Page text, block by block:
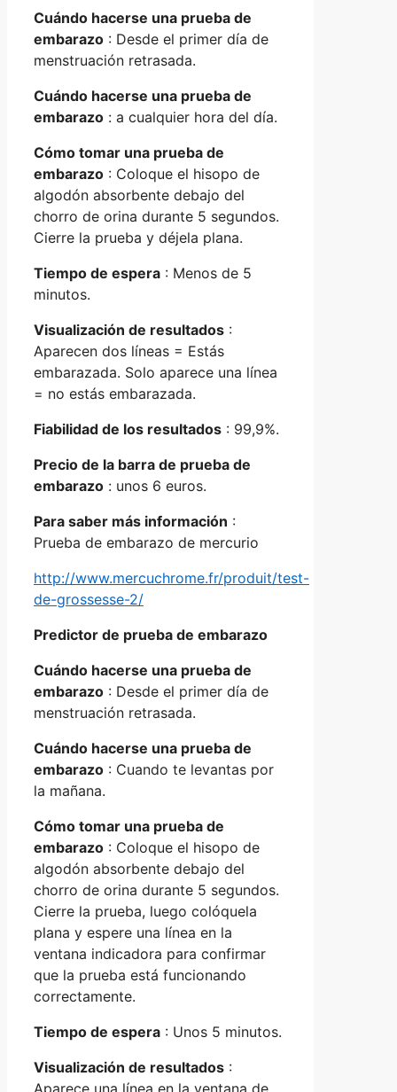
Cuándo hacerse una prueba de
embarazo : Desde el primer día de
menstruación retrasada.
Cuándo hacerse una prueba de
embarazo : a cualquier hora del día.
Cómo tomar una prueba de
embarazo : Coloque el hisopo de
algodón absorbente debajo del
chorro de orina durante 5 segundos.
Cierre la prueba y déjela plana.
Tiempo de espera : Menos de 5
minutos.
Visualización de resultados :
Aparecen dos líneas = Estás
embarazada. Solo aparece una línea
= no estás embarazada.
Fiabilidad de los resultados : 99,9%.
Precio de la barra de prueba de
embarazo : unos 6 euros.
Para saber más información :
Prueba de embarazo de mercurio
http://www.mercuchrome.fr/produit/test-
de-grossesse-2/
Predictor de prueba de embarazo
Cuándo hacerse una prueba de
embarazo : Desde el primer día de
menstruación retrasada.
Cuándo hacerse una prueba de
embarazo : Cuando te levantas por
la mañana.
Cómo tomar una prueba de
embarazo : Coloque el hisopo de
algodón absorbente debajo del
chorro de orina durante 5 segundos.
Cierre la prueba, luego colóquela
plana y espere una línea en la
ventana indicadora para confirmar
que la prueba está funcionando
correctamente.
Tiempo de espera : Unos 5 minutos.
Visualización de resultados :
Aparece una línea en la ventana de